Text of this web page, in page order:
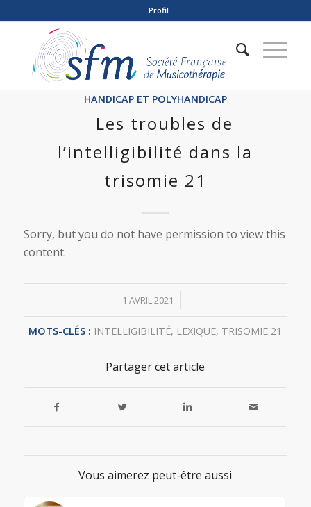
Profil
HANDICAP ET POLYHANDICAP
Les troubles de
l’intelligibilité dans la
trisomie 21
Sorry, but you do not have permission to view this
content.
1 AVRIL 2021
/
MOTS-CLÉS : INTELLIGIBILITÉ, LEXIQUE, TRISOMIE 21
Partager cet article
Vous aimerez peut-être aussi